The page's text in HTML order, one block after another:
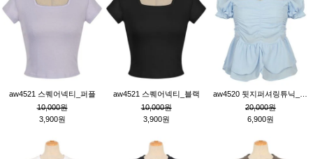
aw4521 스퀘어넥티_퍼플
10,000원
3,900원
aw4521 스퀘어넥티_블랙
10,000원
3,900원
20,000원
6,900원